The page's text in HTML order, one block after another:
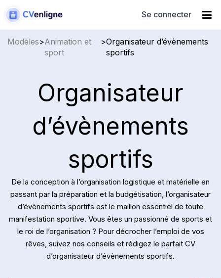
Se connecter
Modèles>Animation et
sport
>Organisateur d’évènements
sportifs
Organisateur
d’évènements
sportifs
De la conception à l’organisation logistique et matérielle en
passant par la préparation et la budgétisation, l’organisateur
d’évènements sportifs est le maillon essentiel de toute
manifestation sportive. Vous êtes un passionné de sports et
le roi de l’organisation ? Pour décrocher l’emploi de vos
rêves, suivez nos conseils et rédigez le parfait CV
d’organisateur d’évènements sportifs.